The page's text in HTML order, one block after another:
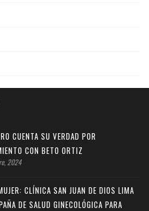
CUENTA SU VERDAD POR
CON BETO ORTIZ
2024
CLÍNICA SAN JUAN DE DIOS LIMA
DE SALUD GINECOLÓGICA PARA